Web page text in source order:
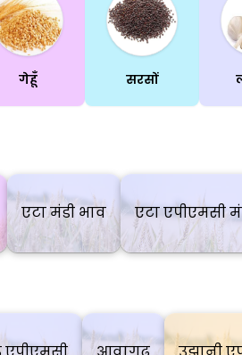
गेहूँ सरसों
एटा मंडी भाव एटा एपीएमसी